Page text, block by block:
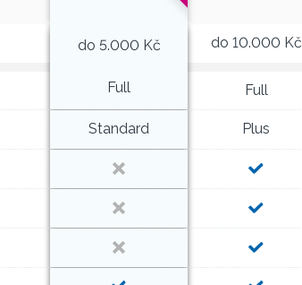
do 5.000 Kč do 10.000 Kč
Full Full
Standard Plus